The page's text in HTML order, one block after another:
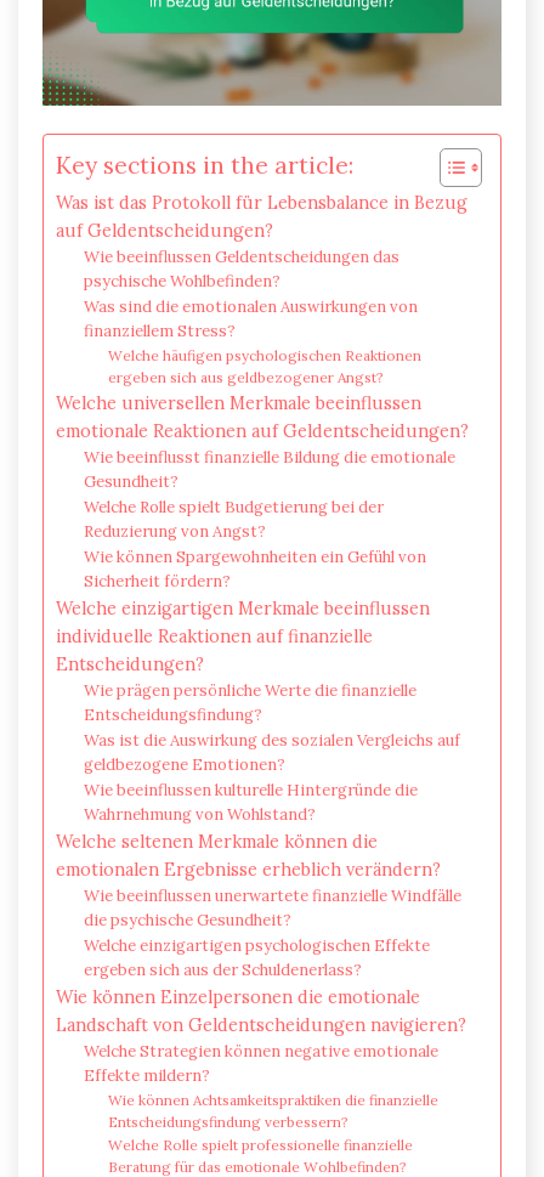
Key sections in the article:
Was ist das Protokoll für Lebensbalance in Bezug
auf Geldentscheidungen?
Wie beeinflussen Geldentscheidungen das
psychische Wohlbefinden?
Was sind die emotionalen Auswirkungen von
finanziellem Stress?
Welche häufigen psychologischen Reaktionen
ergeben sich aus geldbezogener Angst?
Welche universellen Merkmale beeinflussen
emotionale Reaktionen auf Geldentscheidungen?
Wie beeinflusst finanzielle Bildung die emotionale
Gesundheit?
Welche Rolle spielt Budgetierung bei der
Reduzierung von Angst?
Wie können Spargewohnheiten ein Gefühl von
Sicherheit fördern?
Welche einzigartigen Merkmale beeinflussen
individuelle Reaktionen auf finanzielle
Entscheidungen?
Wie prägen persönliche Werte die finanzielle
Entscheidungsfindung?
Was ist die Auswirkung des sozialen Vergleichs auf
geldbezogene Emotionen?
Wie beeinflussen kulturelle Hintergründe die
Wahrnehmung von Wohlstand?
Welche seltenen Merkmale können die
emotionalen Ergebnisse erheblich verändern?
Wie beeinflussen unerwartete finanzielle Windfälle
die psychische Gesundheit?
Welche einzigartigen psychologischen Effekte
ergeben sich aus der Schuldenerlass?
Wie können Einzelpersonen die emotionale
Landschaft von Geldentscheidungen navigieren?
Welche Strategien können negative emotionale
Effekte mildern?
Wie können Achtsamkeitspraktiken die finanzielle
Entscheidungsfindung verbessern?
Welche Rolle spielt professionelle finanzielle
Beratung für das emotionale Wohlbefinden?